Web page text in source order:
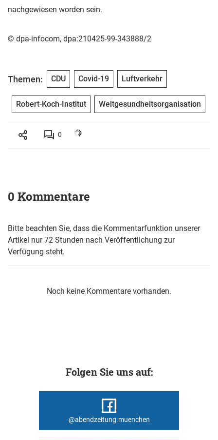
nachgewiesen worden sein.
© dpa-infocom, dpa:210425-99-343888/2
Themen: CDU Covid-19 Luftverkehr
Robert-Koch-Institut Weltgesundheitsorganisation
0
0 Kommentare
Bitte beachten Sie, dass die Kommentarfunktion unserer
Artikel nur 72 Stunden nach Veröffentlichung zur
Verfügung steht.
Noch keine Kommentare vorhanden.
Folgen Sie uns auf:
@abendzeitung.muenchen